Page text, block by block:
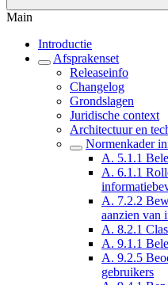
Main
Introductie
Afsprakenset
Releaseinfo
Changelog
Grondslagen
Juridische context
Architectuur en
Normenkader
A. 5.1.1
A. 6.1.1
A. 7.2.2
aanzien van
A. 8.2.1
A. 9.1.1
A. 9.2.5
gebruikers